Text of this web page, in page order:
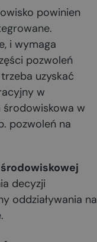
powinien
.
i wymaga
pozwoleń
uzyskać
w
środowiskowa w
pozwoleń na
decyzji
oddziaływania na